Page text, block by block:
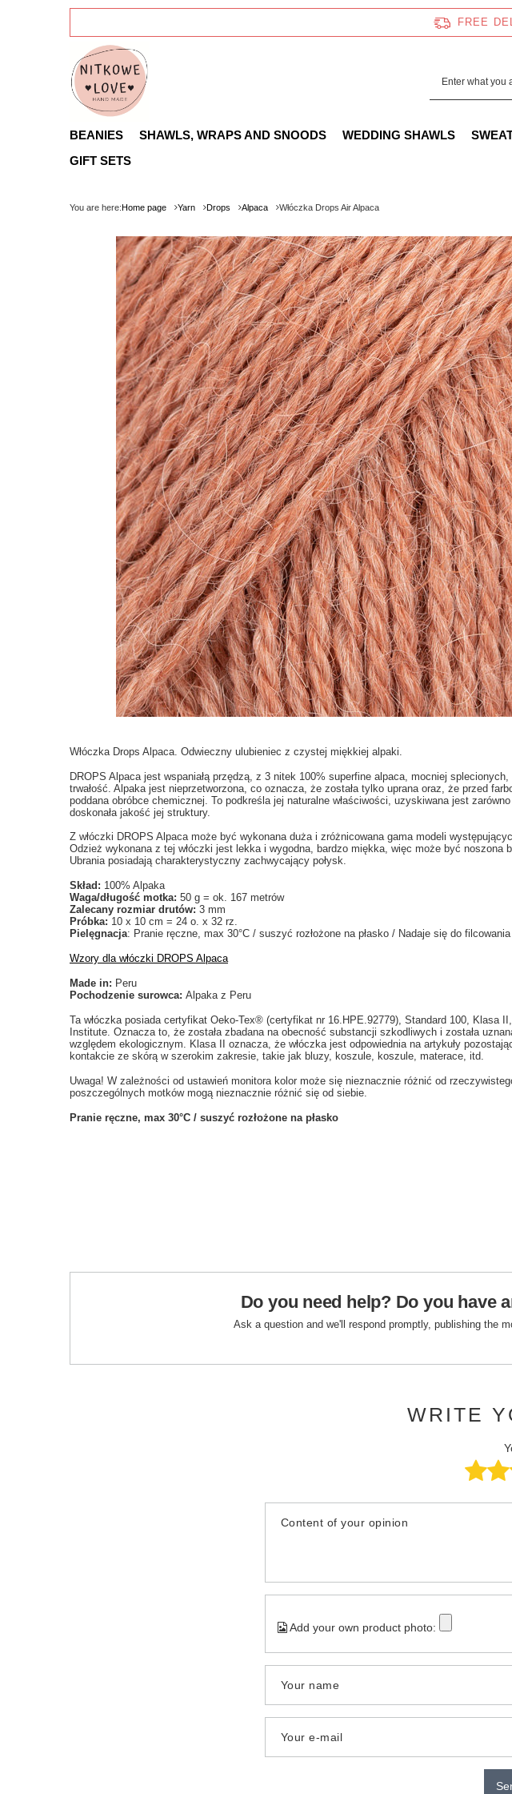
FREE
BEANIES SHAWLS, WRAPS AND SNOODS WEDDING SHAWLS
GIFT SETS
You are here:Home page Yarn Drops Alpaca Włóczka Drops Air Alpaca
Włóczka Drops Alpaca. Odwieczny ulubieniec z czystej miękkiej alpaki.
DROPS Alpaca jest wspaniałą przędzą, z 3 nitek 100% superfine alpaca, mocniej
trwałość. Alpaka jest nieprzetworzona, co oznacza, że została tylko uprana oraz, że przed
poddana obróbce chemicznej. To podkreśla jej naturalne właściwości, uzyskiwana jest
doskonała jakość jej struktury.
Z włóczki DROPS Alpaca może być wykonana duża i zróżnicowana gama modeli
Odzież wykonana z tej włóczki jest lekka i wygodna, bardzo miękka, więc może być noszona
Ubrania posiadają charakterystyczny zachwycający połysk.
Skład: 100% Alpaka
Waga/długość motka: 50 g = ok. 167 metrów
Zalecany rozmiar drutów: 3 mm
Próbka: 10 x 10 cm = 24 o. x 32 rz.
Pielęgnacja: Pranie ręczne, max 30°C / suszyć rozłożone na płasko / Nadaje się do filcowania
Wzory dla włóczki DROPS Alpaca
Made in: Peru
Pochodzenie surowca: Alpaka z Peru
Ta włóczka posiada certyfikat Oeko-Tex® (certyfikat nr 16.HPE.92779), Standard 100, Klasa
Institute. Oznacza to, że została zbadana na obecność substancji szkodliwych i została
względem ekologicznym. Klasa II oznacza, że włóczka jest odpowiednia na artykuły
kontakcie ze skórą w szerokim zakresie, takie jak bluzy, koszule, koszule, materace, itd.
Uwaga! W zależności od ustawień monitora kolor może się nieznacznie różnić od
poszczególnych motków mogą nieznacznie różnić się od siebie.
Pranie ręczne, max 30°C / suszyć rozłożone na płasko
Do you need help? Do you have
Ask a question and we'll respond promptly, publishing the
WRITE
Content of your opinion
Add your own product photo:
Your name
Your e-mail